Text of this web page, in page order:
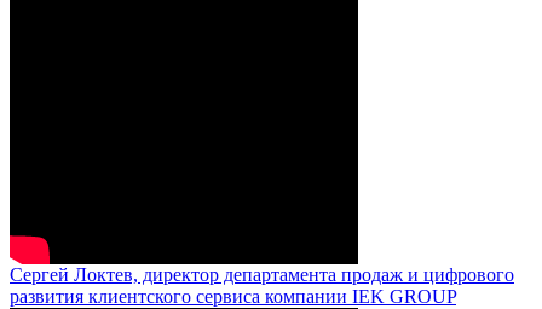
Сергей Локтев, директор департамента продаж и цифрового
развития клиентского сервиса компании IEK GROUP